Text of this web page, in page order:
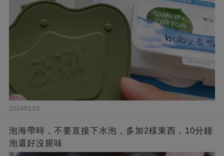
2024/01/15
泡海帶時，不要直接下水泡，多加2樣東西，10分鐘
泡還好沒腥味